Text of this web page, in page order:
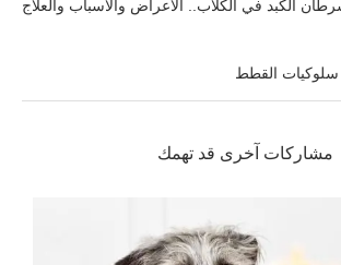
الكبد في الكلاب.. الأعراض والأسباب والعلاج
القطط
مشاركات آخرى قد تهمك